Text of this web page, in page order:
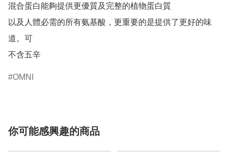
混合蛋白能夠提供更優質及完整的植物蛋白質
以及人體必需的所有氨基酸，更重要的是提供了更好的味
道。可
OMNI
你可能感興趣的商品